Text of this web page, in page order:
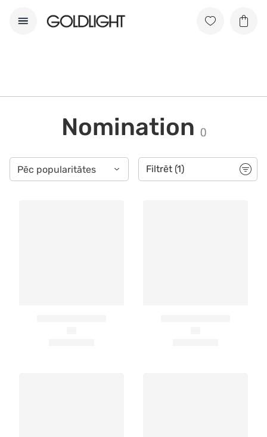
Nomination ()
Pēc popularitātes Filtrēt (1)